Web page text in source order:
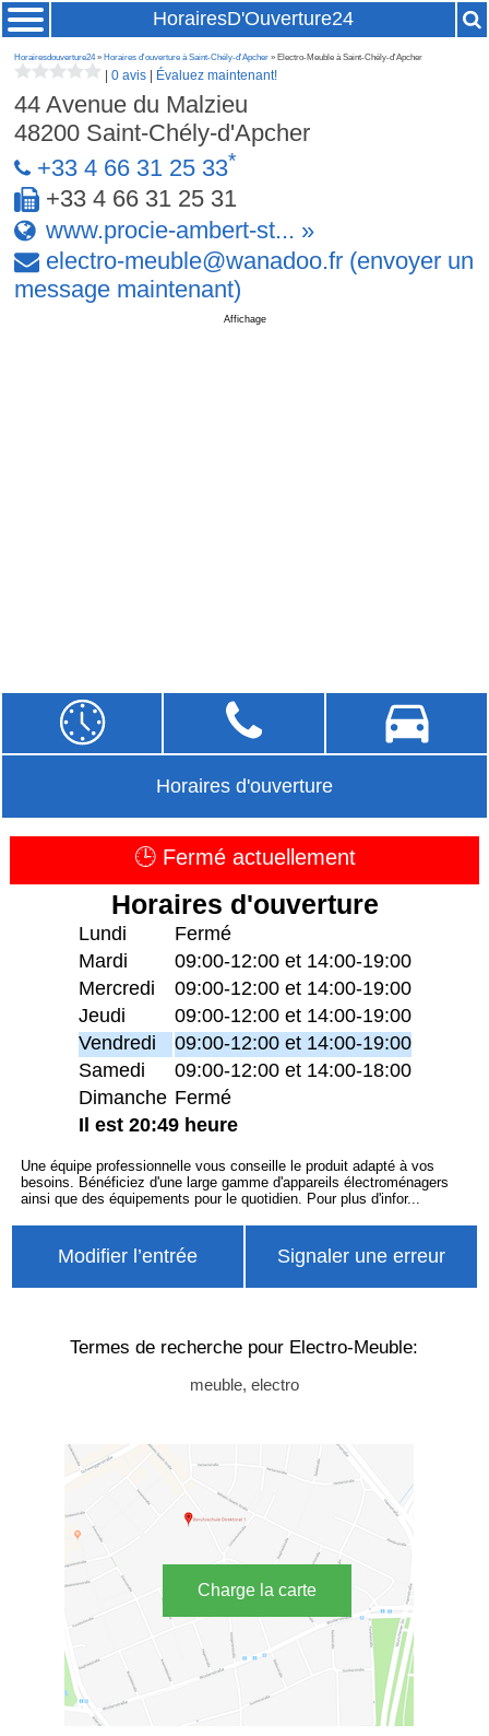
HorairesD'Ouverture24
Horairesdouverture24» Horaires d'ouverture à Saint-Chély-d'Apcher » Electro-Meuble à Saint-Chély-d'Apcher
|0 avis Évaluez maintenant!
44 Avenue du Malzieu
48200 Saint-Chély-d'Apcher
+33 4 66 31 25 33*
+33 4 66 31 25 31
www.procie-ambert-st... »
electro-meuble@wanadoo.fr (envoyer un
message maintenant)
Affichage
Horaires d'ouverture
🕒 Fermé actuellement
Horaires d'ouverture
Lundi
Fermé
Mardi
09:00-12:00 et 14:00-19:00
Mercredi
09:00-12:00 et 14:00-19:00
Jeudi
09:00-12:00 et 14:00-19:00
Vendredi
09:00-12:00 et 14:00-19:00
Samedi
09:00-12:00 et 14:00-18:00
Dimanche Fermé
Il est 20:49 heure
Une équipe professionnelle vous conseille le produit adapté à vos
besoins. Bénéficiez d'une large gamme d'appareils électroménagers
ainsi que des équipements pour le quotidien. Pour plus d'infor...
Modifier l’entrée Signaler une erreur
Termes de recherche pour Electro-Meuble:
meuble, electro
Charge la carte